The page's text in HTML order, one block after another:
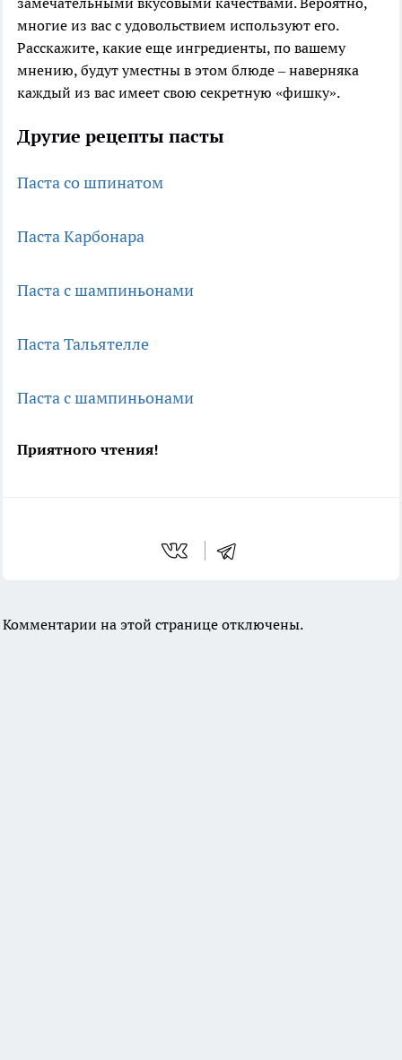
многие из вас с удовольствием используют его.
Расскажите, какие еще ингредиенты, по вашему
мнению, будут уместны в этом блюде – наверняка
каждый из вас имеет свою секретную «фишку».
Другие рецепты пасты
Паста со шпинатом
Паста Карбонара
Паста с шампиньонами
Паста Тальятелле
Паста с шампиньонами
Приятного чтения!
Комментарии на этой странице отключены.